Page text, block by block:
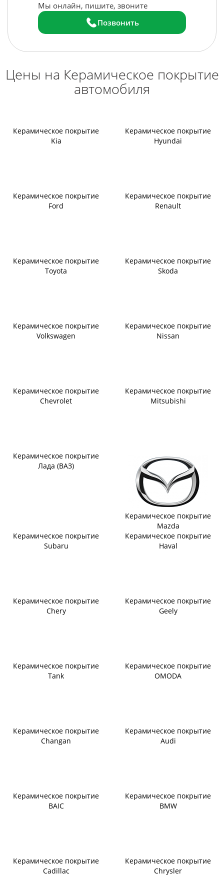
Мы онлайн, пишите, звоните
Позвонить
Цены на Керамическое покрытие
автомобиля
Керамическое покрытие
Kia
Керамическое покрытие
Hyundai
Керамическое покрытие
Ford
Керамическое покрытие
Renault
Керамическое покрытие
Toyota
Керамическое покрытие
Skoda
Керамическое покрытие
Volkswagen
Керамическое покрытие
Nissan
Керамическое покрытие
Chevrolet
Керамическое покрытие
Mitsubishi
Керамическое покрытие
Лада (ВАЗ)
Керамическое покрытие
Mazda
Керамическое покрытие
Subaru
Керамическое покрытие
Haval
Керамическое покрытие
Chery
Керамическое покрытие
Geely
Керамическое покрытие
Tank
Керамическое покрытие
OMODA
Керамическое покрытие
Changan
Керамическое покрытие
Audi
Керамическое покрытие
BAIC
Керамическое покрытие
BMW
Керамическое покрытие
Cadillac
Керамическое покрытие
Chrysler